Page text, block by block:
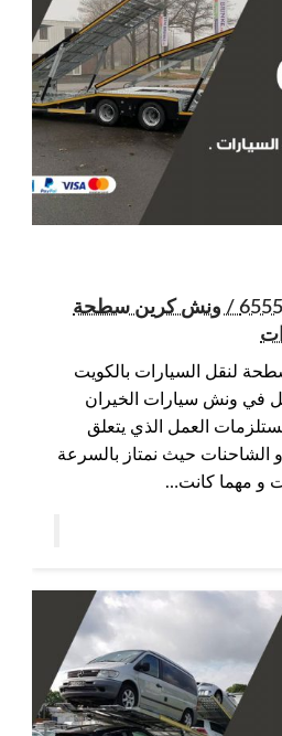
ونش الخيران / 65557275 / ونش كرين سطحة
لنقل السيارات بالكويت
في ونش سيارات الخيران
العمل الذي يتعلق
حيث نمتاز بالسرعة
و مهما كانت…